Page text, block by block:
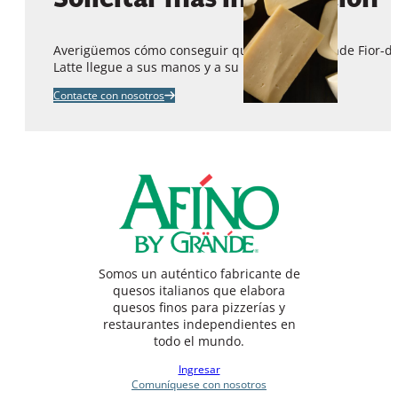
Averigüemos cómo conseguir queAfino by Grande Fior-
Latte llegue a sus manos y a su menú.
Contacte con nosotros
Somos un auténtico fabricante de
quesos italianos que elabora
quesos finos para pizzerías y
restaurantes independientes en
todo el mundo.
Ingresar
Comuníquese con nosotros